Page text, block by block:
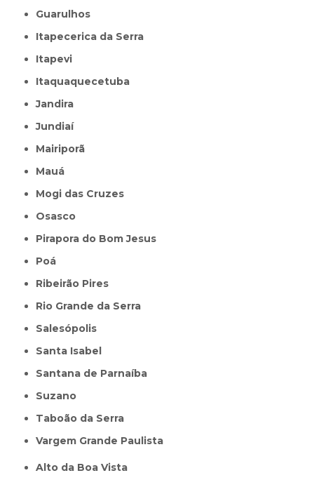
Guarulhos
Itapecerica da Serra
Itapevi
Itaquaquecetuba
Jandira
Jundiaí
Mairiporã
Mauá
Mogi das Cruzes
Osasco
Pirapora do Bom Jesus
Poá
Ribeirão Pires
Rio Grande da Serra
Salesópolis
Santa Isabel
Santana de Parnaíba
Suzano
Taboão da Serra
Vargem Grande Paulista
Alto da Boa Vista